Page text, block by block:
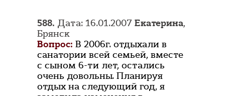
588. Дата: 16.01.2007 Екатерина,
Брянск
Вопрос: В 2006г. отдыхали в
санатории всей семьей, вместе
с сыном 6-ти лет, остались
очень довольны. Планируя
отдых на следующий год, я